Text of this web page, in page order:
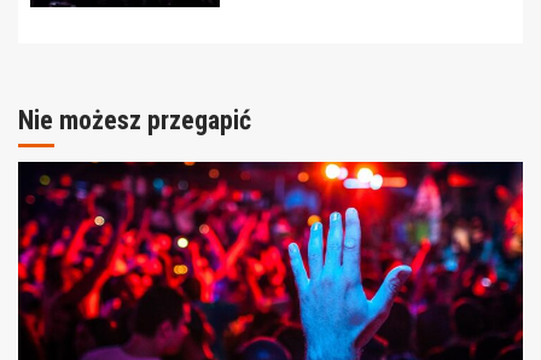
Nie możesz przegapić